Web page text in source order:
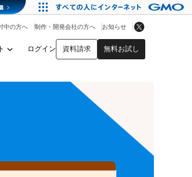
ログイン 資料請求 無料お試し
中の方へ 制作・開発会社の方へ お知らせ
アプリストア